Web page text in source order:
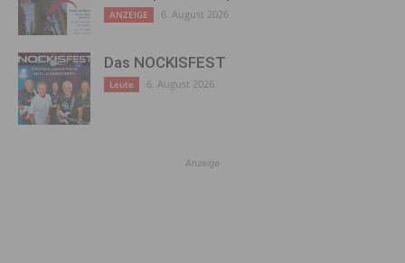
ANZEIGE 6. August 2026
Das NOCKISFEST
Leute 6. August 2026
Anzeige